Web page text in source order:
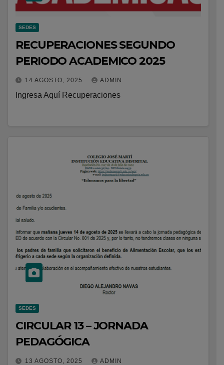
SEDES
RECUPERACIONES SEGUNDO
PERIODO ACADEMICO 2025
14 AGOSTO, 2025 ADMIN
Ingresa Aquí Recuperaciones
SEDES
CIRCULAR 13 – JORNADA
PEDAGÓGICA
13 AGOSTO, 2025 ADMIN